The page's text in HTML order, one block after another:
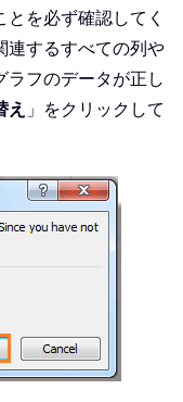
を必ず確認してく
連するすべての列や
ラフのデータが正し
え 」をクリックして